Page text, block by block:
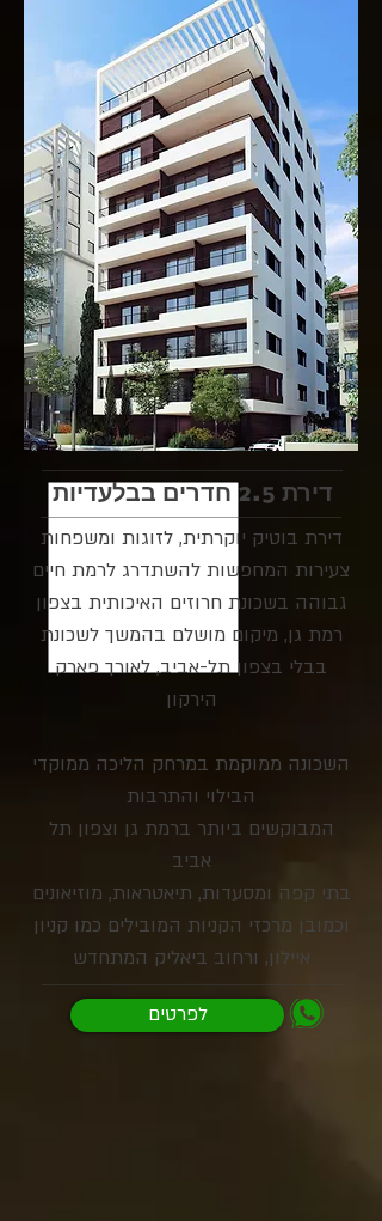
לפרטים
דירת בוטיק יוקרתית, לזוגות ומשפחות
צעירות המחפשות להשתדרג לרמת חיים
גבוהה בשכונת חרוזים האיכותית בצפון
רמת גן, מיקום מושלם בהמשך לשכונת
בבלי בצפון תל-אביב, לאורך פארק
הירקון
השכונה ממוקמת במרחק הליכה ממוקדי
הבילוי והתרבות
המבוקשים ביותר ברמת גן וצפון תל
אביב
בתי קפה ומסעדות, תיאטראות, מוזיאונים
וכמובן מרכזי הקניות המובילים כמו קניון
איילון, ורחוב ביאליק המתחדש
דירת 2.5 חדרים בבלעדיות